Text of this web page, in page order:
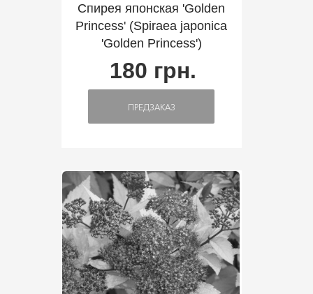
Спирея японская 'Golden
Princess' (Spiraea japonica
'Golden Princess')
180 грн.
ПРЕДЗАКАЗ